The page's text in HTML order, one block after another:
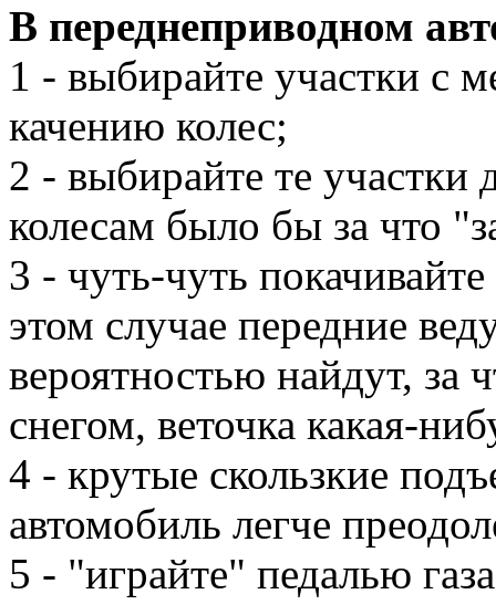
В переднеприводном
1 - выбирайте участки с
качению колес;
2 - выбирайте те
колесам было бы за что
3 - чуть-чуть
этом случае передние
вероятностью найдут, за
снегом, веточка какая-
4 - крутые скользкие
автомобиль легче
5 - "играйте" педалью